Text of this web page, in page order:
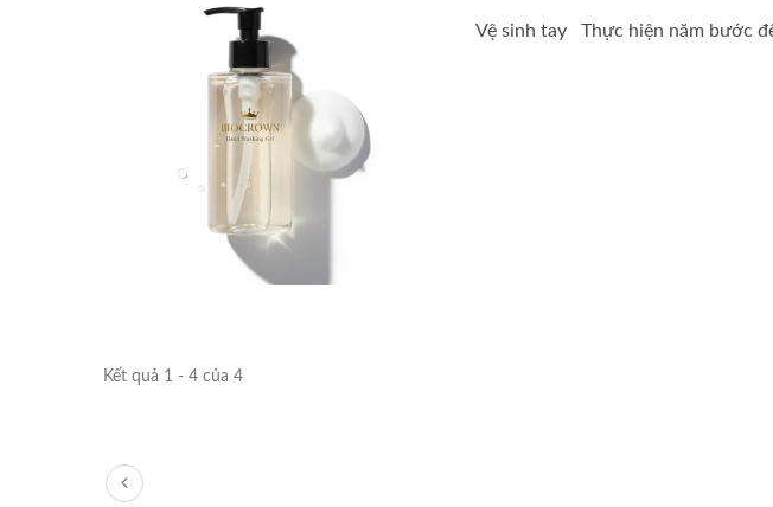
Vệ sinh tay Thực hiện năm bước
Kết quả 1 - 4 của 4